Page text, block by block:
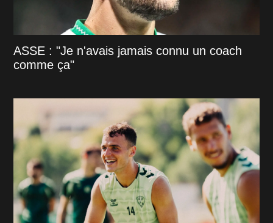
ASSE : "Je n'avais jamais connu un coach
comme ça"